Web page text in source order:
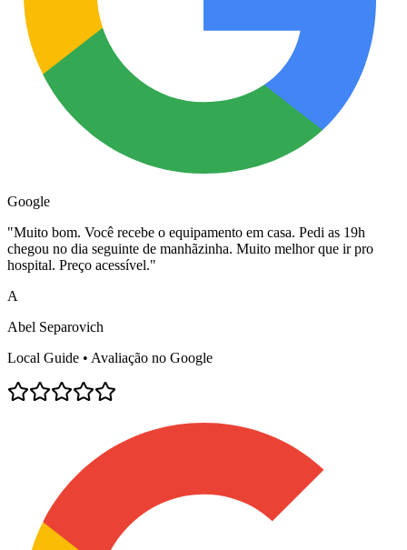
Google
"Muito bom. Você recebe o equipamento em casa. Pedi as 19h
chegou no dia seguinte de manhãzinha. Muito melhor que ir pro
hospital. Preço acessível."
A
Abel Separovich
Local Guide • Avaliação no Google